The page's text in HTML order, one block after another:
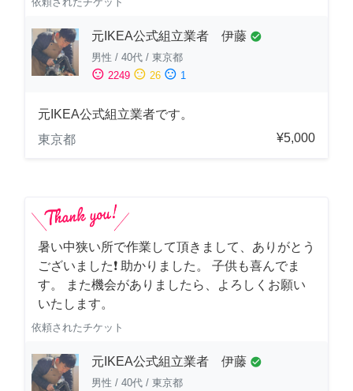
元IKEA公式組立業者 伊藤 check_circle
男性 / 40代 / 東京都
sentiment_satisfied 2249 sentiment_neutral 26 sentiment_dissatisfied 1
元IKEA公式組立業者です。
東京都
¥5,000
暑い中狭い所で作業して頂きまして、ありがとう
ございました❗️ 助かりました。 子供も喜んでま
す。 また機会がありましたら、よろしくお願い
いたします。
依頼されたチケット
元IKEA公式組立業者 伊藤 check_circle
男性 / 40代 / 東京都